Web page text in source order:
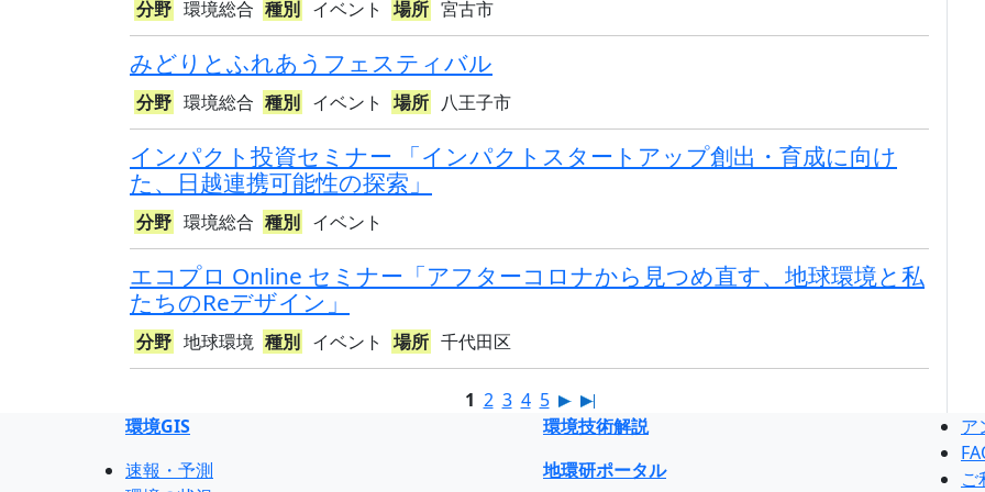
分野 環境総合 種別 イベント 場所 宮古市
みどりとふれあうフェスティバル
分野 環境総合 種別 イベント 場所 八王子市
インパクト投資セミナー 「インパクトスタートアップ創出・育成に向け
た、日越連携可能性の探索」
分野 環境総合 種別 イベント
エコプロ Online セミナー「アフターコロナから見つめ直す、地球環境と私
たちのReデザイン」
分野 地球環境 種別 イベント 場所 千代田区
1 2 3 4 5
環境GIS
速報・予測
環境技術解説
地環研ポータル
ア
ご